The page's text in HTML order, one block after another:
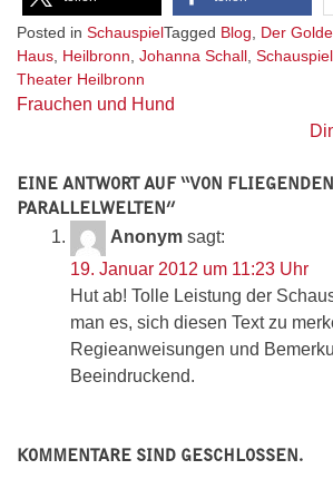
Posted in SchauspielTagged Blog Der
Haus Heilbronn Johanna Schall Schauspiel
Theater Heilbronn
Beitragsnavigation
Frauchen und Hund
EINE ANTWORT AUF “VON
PARALLELWELTEN”
Anonym sagt:
19. Januar 2012 um 11:23 Uhr
Hut ab! Tolle Leistung der
man es, sich diesen Text zu
Regieanweisungen und
Beeindruckend.
KOMMENTARE SIND GESCHLOSSEN.